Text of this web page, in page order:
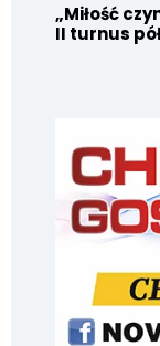
„Miłość
II turnus